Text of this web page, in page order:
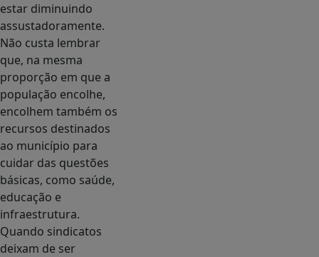
estar diminuindo
assustadoramente.
Não custa lembrar
que, na mesma
proporção em que a
população encolhe,
encolhem também os
recursos destinados
ao município para
cuidar das questões
básicas, como saúde,
educação e
infraestrutura.
Quando sindicatos
deixam de ser